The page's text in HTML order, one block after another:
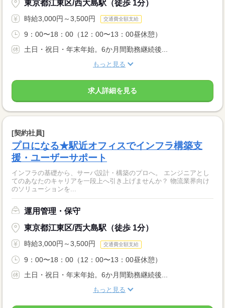
東京都江東区/西大島駅（徒歩 1分）
時給3,000円～3,500円 交通費全額支給
9：00〜18：00（12：00〜13：00昼休憩）
土日・祝日・年末年始。6か月間勤務継続後...
もっと見る
求人詳細を見る
[契約社員]
プロになる★駅近オフィスでインフラ構築支
援・ユーザーサポート
インフラの基礎から、サーバ設計・構築のプロへ。 エンジニアとし
てのあなたのキャリアを一段上へ引き上げませんか？ 物流業界向け
のソリューションを...
運用管理・保守
東京都江東区/西大島駅（徒歩 1分）
時給3,000円～3,500円 交通費全額支給
9：00〜18：00（12：00〜13：00昼休憩）
土日・祝日・年末年始。6か月間勤務継続後...
もっと見る